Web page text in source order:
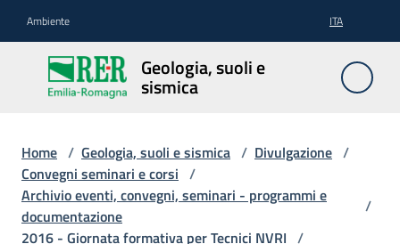
Ambiente ITA
Geologia, suoli e
sismica
Geologia,
suoli e
sismica
Geologia
Home / Geologia, suoli e sismica / Divulgazione /
Convegni seminari e corsi /
Archivio eventi, convegni, seminari - programmi e
documentazione
/
2016 - Giornata formativa per Tecnici NVRI /